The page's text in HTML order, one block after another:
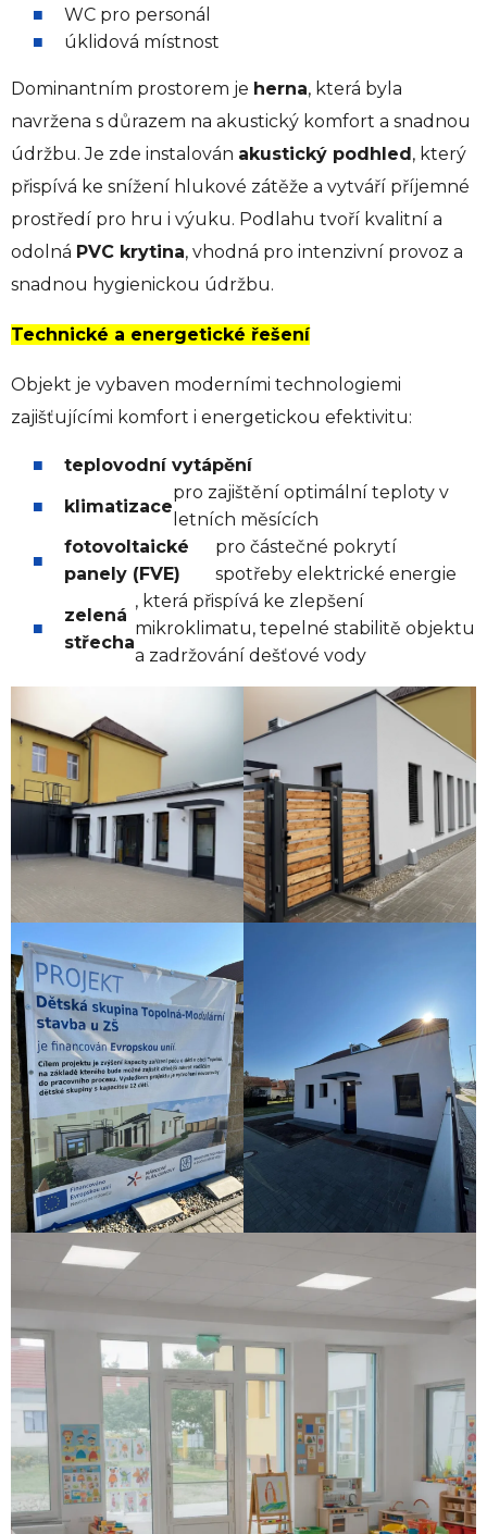
WC pro personál
úklidová místnost
Dominantním prostorem je herna, která byla
navržena s důrazem na akustický komfort a snadnou
údržbu. Je zde instalován akustický podhled, který
přispívá ke snížení hlukové zátěže a vytváří příjemné
prostředí pro hru i výuku. Podlahu tvoří kvalitní a
odolná PVC krytina, vhodná pro intenzivní provoz a
snadnou hygienickou údržbu.
Technické a energetické řešení
Objekt je vybaven moderními technologiemi
zajišťujícími komfort i energetickou efektivitu:
teplovodní vytápění
klimatizace
pro zajištění optimální teploty v
letních měsících
fotovoltaické
panely (FVE)
pro částečné pokrytí
spotřeby elektrické energie
zelená
střecha
, která přispívá ke zlepšení
mikroklimatu, tepelné stabilitě objektu
a zadržování dešťové vody